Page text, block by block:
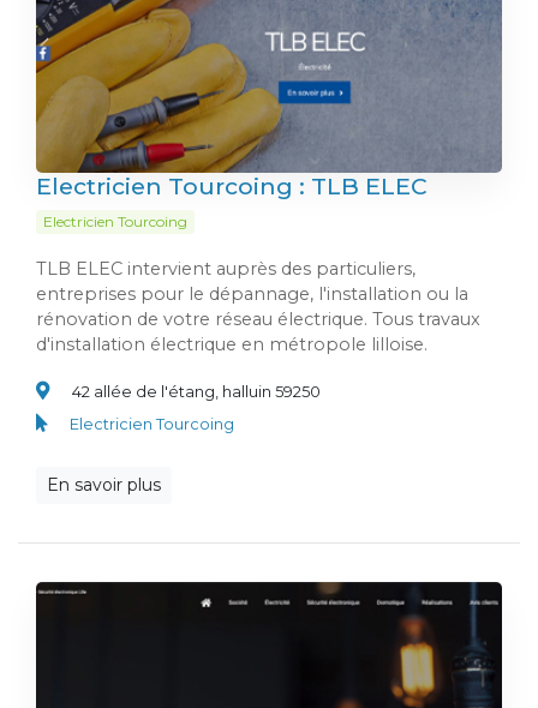
Electricien Tourcoing : TLB ELEC
Electricien Tourcoing
TLB ELEC intervient auprès des particuliers,
entreprises pour le dépannage, l'installation ou la
rénovation de votre réseau électrique. Tous travaux
d'installation électrique en métropole lilloise.
42 allée de l'étang, halluin 59250
Electricien Tourcoing
En savoir plus